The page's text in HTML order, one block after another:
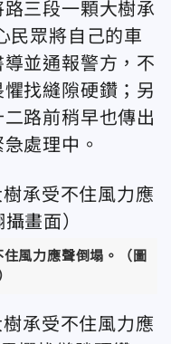
三段一顆大樹承
民眾將自己的車
並通報警方，不
找縫隙硬鑽；另
路前稍早也傳出
處理中。
風力應聲倒塌。（圖